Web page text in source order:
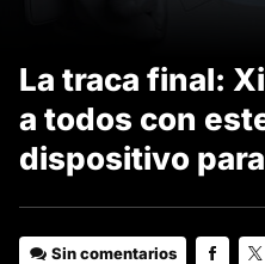
La traca final:
a todos con
dispositivo
Sin comentarios